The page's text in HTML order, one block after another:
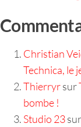
Christian
Technica, le
Thierryrsur
bombe !
Studio 23sur